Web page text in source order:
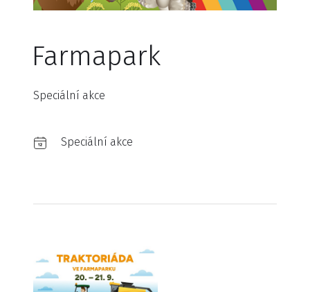
Farmapark
Speciální akce
Speciální akce